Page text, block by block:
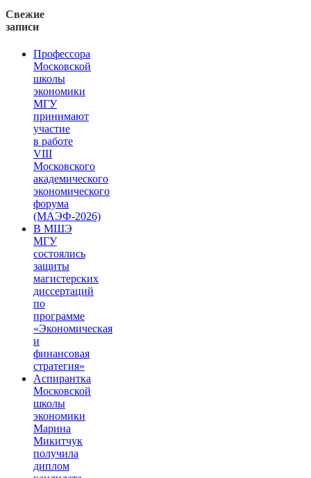
Свежие
записи
Профессора
Московской
школы
экономики
МГУ
принимают
участие
в работе
VIII
Московского
академического
экономического
форума
(МАЭФ-2026)
В МШЭ
МГУ
состоялись
защиты
магистерских
диссертаций
по
программе
«Экономическая
и
финансовая
стратегия»
Аспирантка
Московской
школы
экономики
Марина
Микитчук
получила
диплом